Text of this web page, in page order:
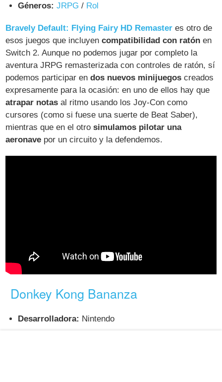
Géneros: JRPG / Rol
Bravely Default: Flying Fairy HD Remaster es otro de
esos juegos que incluyencompatibilidad con ratón en
Switch 2. Aunque no podemos jugar por completo la
aventura JRPG remasterizada con controles de ratón, sí
podemos participar endos nuevos minijuegos creados
expresamente para la ocasión: en uno de ellos hay que
atrapar notas al ritmo usando los Joy-Con como
cursores (como si fuese una suerte de Beat Saber),
mientras que en el otrosimulamos pilotar una
aeronave por un circuito y la defendemos.
Donkey Kong Bananza
Desarrolladora: Nintendo